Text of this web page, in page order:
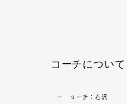
​コーチについて
​ー コーチ：石沢